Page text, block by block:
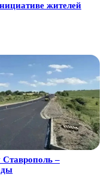
жителей
Ставрополь –